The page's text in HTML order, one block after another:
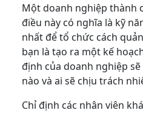
Một doanh nghiệp thành
điều này có nghĩa là kỹ
nhất để tổ chức cách
bạn là tạo ra một kế
định của doanh nghiệp
nào và ai sẽ chịu trách
Chỉ định các nhân viên